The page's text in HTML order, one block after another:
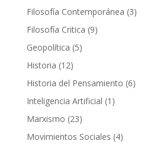
producto
Filosofía Contemporánea 33
Filosofía Critica 99
Geopolítica 55
Historia 1212
productos
Historia del Pensamiento 66
Inteligencia Artificial 1 1
Marxismo 2323
productos
Movimientos Sociales 44